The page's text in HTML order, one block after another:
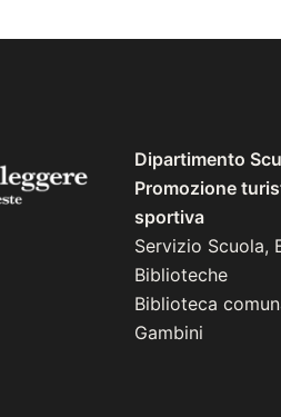
Dipartimento
Promozione
sportiva
Servizio Scuola,
Biblioteche
Biblioteca
Gambini